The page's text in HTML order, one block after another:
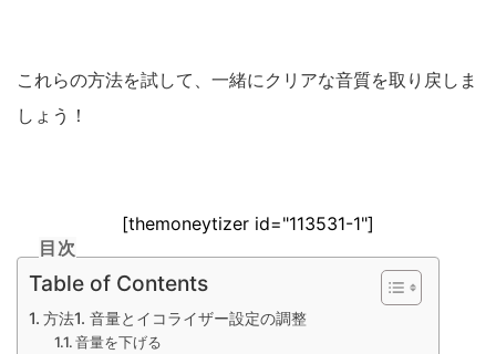
これらの方法を試して、一緒にクリアな音質を取り戻しま
しょう！
[themoneytizer id="113531-1"]
目次
Table of Contents
方法1. 音量とイコライザー設定の調整
音量を下げる